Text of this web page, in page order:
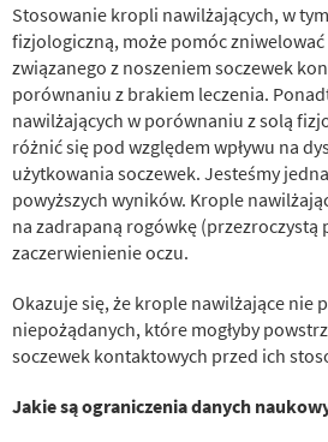
Stosowanie kropli nawilżających, w
fizjologiczną, może pomóc
związanego z noszeniem soczewek
porównaniu z brakiem leczenia.
nawilżających w porównaniu z solą
różnić się pod względem wpływu na
użytkowania soczewek. Jesteśmy
powyższych wyników. Krople
na zadrapaną rogówkę (przezroczystą
zaczerwienienie oczu.
Okazuje się, że krople nawilżające nie
niepożądanych, które mogłyby
soczewek kontaktowych przed ich
Jakie są ograniczenia danych